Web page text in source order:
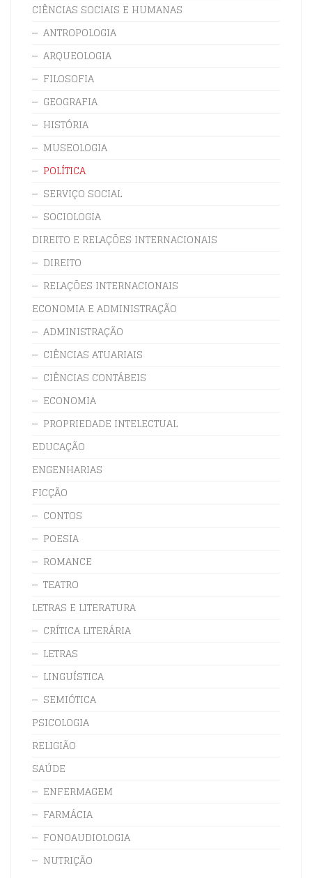
CIÊNCIAS SOCIAIS E HUMANAS
ANTROPOLOGIA
ARQUEOLOGIA
FILOSOFIA
GEOGRAFIA
HISTÓRIA
MUSEOLOGIA
POLÍTICA
SERVIÇO SOCIAL
SOCIOLOGIA
DIREITO E RELAÇÕES INTERNACIONAIS
DIREITO
RELAÇÕES INTERNACIONAIS
ECONOMIA E ADMINISTRAÇÃO
ADMINISTRAÇÃO
CIÊNCIAS ATUARIAIS
CIÊNCIAS CONTÁBEIS
ECONOMIA
PROPRIEDADE INTELECTUAL
EDUCAÇÃO
ENGENHARIAS
FICÇÃO
CONTOS
POESIA
ROMANCE
TEATRO
LETRAS E LITERATURA
CRÍTICA LITERÁRIA
LETRAS
LINGUÍSTICA
SEMIÓTICA
PSICOLOGIA
RELIGIÃO
SAÚDE
ENFERMAGEM
FARMÁCIA
FONOAUDIOLOGIA
NUTRIÇÃO